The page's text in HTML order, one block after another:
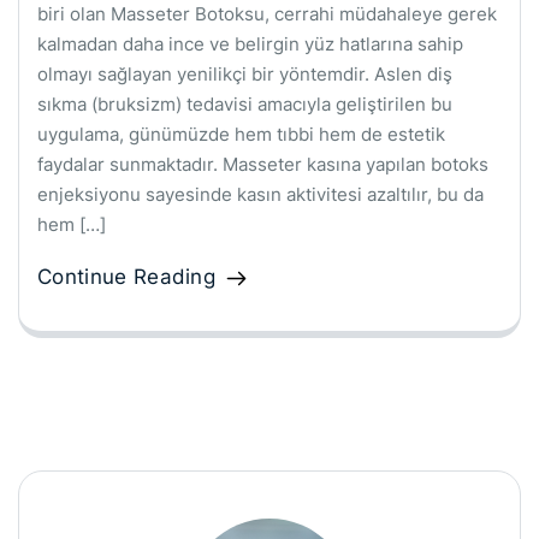
biri olan Masseter Botoksu, cerrahi müdahaleye gerek
kalmadan daha ince ve belirgin yüz hatlarına sahip
olmayı sağlayan yenilikçi bir yöntemdir. Aslen diş
sıkma (bruksizm) tedavisi amacıyla geliştirilen bu
uygulama, günümüzde hem tıbbi hem de estetik
faydalar sunmaktadır. Masseter kasına yapılan botoks
enjeksiyonu sayesinde kasın aktivitesi azaltılır, bu da
hem […]
Continue Reading